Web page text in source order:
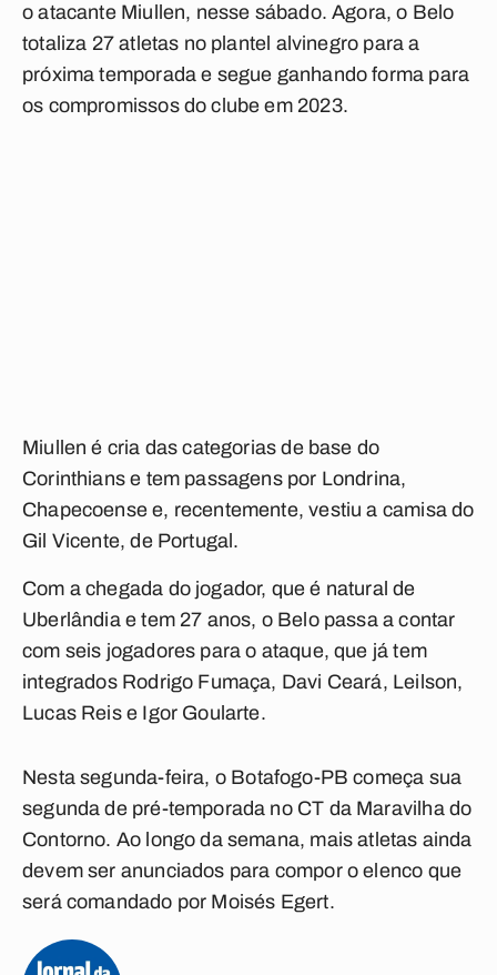
o atacante Miullen, nesse sábado. Agora, o Belo
totaliza 27 atletas no plantel alvinegro para a
próxima temporada e segue ganhando forma para
os compromissos do clube em 2023.
Miullen é cria das categorias de base do
Corinthians e tem passagens por Londrina,
Chapecoense e, recentemente, vestiu a camisa do
Gil Vicente, de Portugal.
Com a chegada do jogador, que é natural de
Uberlândia e tem 27 anos, o Belo passa a contar
com seis jogadores para o ataque, que já tem
integrados Rodrigo Fumaça, Davi Ceará, Leilson,
Lucas Reis e Igor Goularte.
Nesta segunda-feira, o Botafogo-PB começa sua
segunda de pré-temporada no CT da Maravilha do
Contorno. Ao longo da semana, mais atletas ainda
devem ser anunciados para compor o elenco que
será comandado por Moisés Egert.